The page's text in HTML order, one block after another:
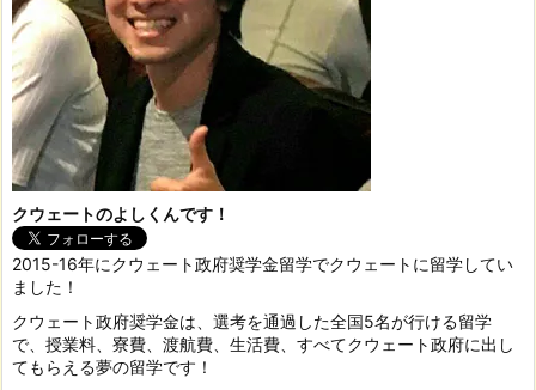
クウェートのよしくんです！
2015-16年にクウェート政府奨学金留学でクウェートに留学してい
ました！
クウェート政府奨学金は、選考を通過した全国5名が行ける留学
で、授業料、寮費、渡航費、生活費、すべてクウェート政府に出し
てもらえる夢の留学です！